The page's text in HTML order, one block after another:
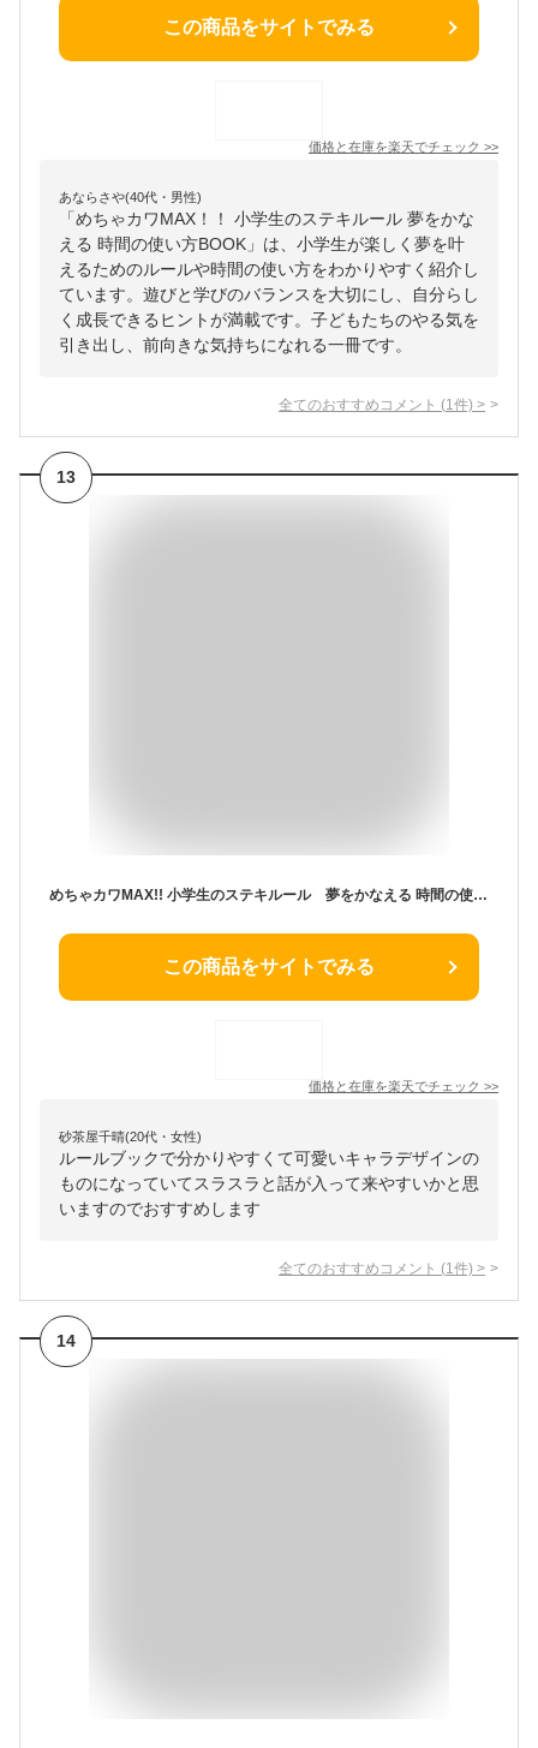
この商品をサイトでみる
価格と在庫を楽天でチェック >>
あならさや(40代・男性)
「めちゃカワMAX！！ 小学生のステキルール 夢をかな
える 時間の使い方BOOK」は、小学生が楽しく夢を叶
えるためのルールや時間の使い方をわかりやすく紹介し
ています。遊びと学びのバランスを大切にし、自分らし
く成長できるヒントが満載です。子どもたちのやる気を
引き出し、前向きな気持ちになれる一冊です。
全てのおすすめコメント (1 件) >
13
めちゃカワMAX!! 小学生のステキルール 夢をかなえる 時間の使い方BOOK [ 高取 しづか ]
この商品をサイトでみる
価格と在庫を楽天でチェック >>
砂茶屋千晴(20代・女性)
ルールブックで分かりやすくて可愛いキャラデザインの
ものになっていてスラスラと話が入って来やすいかと思
いますのでおすすめします
全てのおすすめコメント (1 件) >
14